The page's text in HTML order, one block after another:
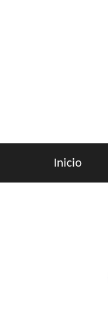
Inicio